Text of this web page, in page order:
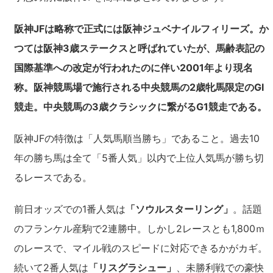
阪神JFは略称で正式には阪神ジュベナイルフィリーズ。か
つては阪神3歳ステークスと呼ばれていたが、馬齢表記の
国際基準への改定が行われたのに伴い2001年より現名
称。阪神競馬場で施行される中央競馬の2歳牝馬限定のGI
競走。中央競馬の3歳クラシックに繋がるG1競走である。
阪神JFの特徴は「人気馬順当勝ち」であること。過去10
年の勝ち馬は全て「5番人気」以内で上位人気馬が勝ち切
るレースである。
前日オッズでの1番人気は 「ソウルスターリング」 。話題
のフランケル産駒で2連勝中。しかし2レースとも1,800ｍ
のレースで、マイル戦のスピードに対応できるかがカギ。
続いて2番人気は 「リスグラシュー」 、未勝利戦での豪快